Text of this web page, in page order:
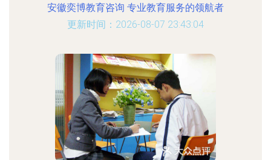
安徽奕博教育咨询 专业教育服务的领航者
更新时间：2026-08-07 23:43:04